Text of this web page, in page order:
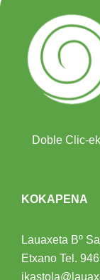
Doble Clic-
KOKAPENA
Lauaxeta Bº
Etxano Tel.